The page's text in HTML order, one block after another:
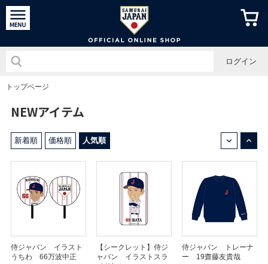
侍ジャパ
ログイン
トップページ
NEWアイテム
新着順 価格順 人気順
侍ジャパン イラスト
うちわ 66万波中正
【シークレット】侍ジ
ャパン イラストスラ
侍ジャパン トレーナ
ー 19齋藤友貴哉